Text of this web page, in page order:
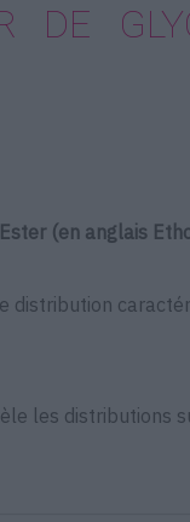
DE
(en anglais
distribution
les distributions